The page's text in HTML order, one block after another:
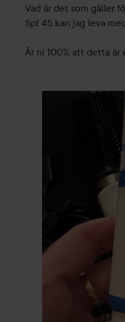
Vad är det som gäller
Spf 45 kan jag leva
Är ni 100% att detta